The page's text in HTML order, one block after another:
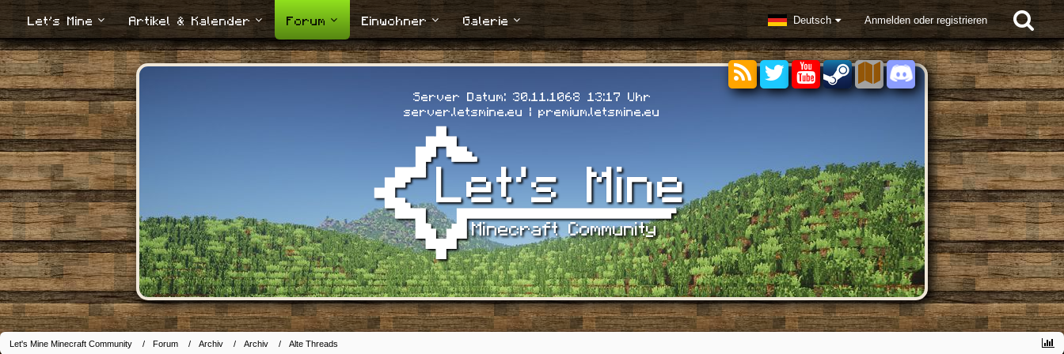
Let's Mine Artikel & Kalender Forum Einwohner Galerie Deutsch Anmelden oder registrieren
Server Datum: 30.11.1068 13:19 Uhr
server.letsmine.eu | premium.letsmine.eu
Let's Mine Minecraft Community Forum Archiv Archiv Alte Threads